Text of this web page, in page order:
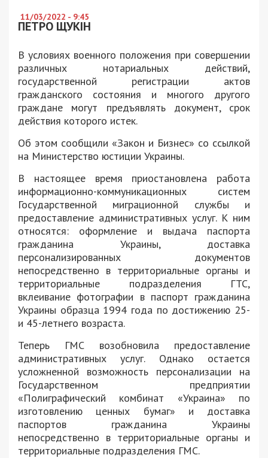
11/03/2022 - 9:45
ПЕТРО ЩУКІН
В условиях военного положения при совершении
различных нотариальных действий,
государственной регистрации актов
гражданского состояния и многого другого
граждане могут предъявлять документ, срок
действия которого истек.
Об этом сообщили «Закон и Бизнес» со ссылкой
на Министерство юстиции Украины.
В настоящее время приостановлена ​​работа
информационно-коммуникационных систем
Государственной миграционной службы и
предоставление административных услуг. К ним
относятся: оформление и выдача паспорта
гражданина Украины, доставка
персонализированных документов
непосредственно в территориальные органы и
территориальные подразделения ГТС,
вклеивание фотографии в паспорт гражданина
Украины образца 1994 года по достижению 25-
и 45-летнего возраста.
Теперь ГМС возобновила предоставление
административных услуг. Однако остается
усложненной возможность персонализации на
Государственном предприятии
«Полиграфический комбинат «Украина» по
изготовлению ценных бумаг» и доставка
паспортов гражданина Украины
непосредственно в территориальные органы и
территориальные подразделения ГМС.